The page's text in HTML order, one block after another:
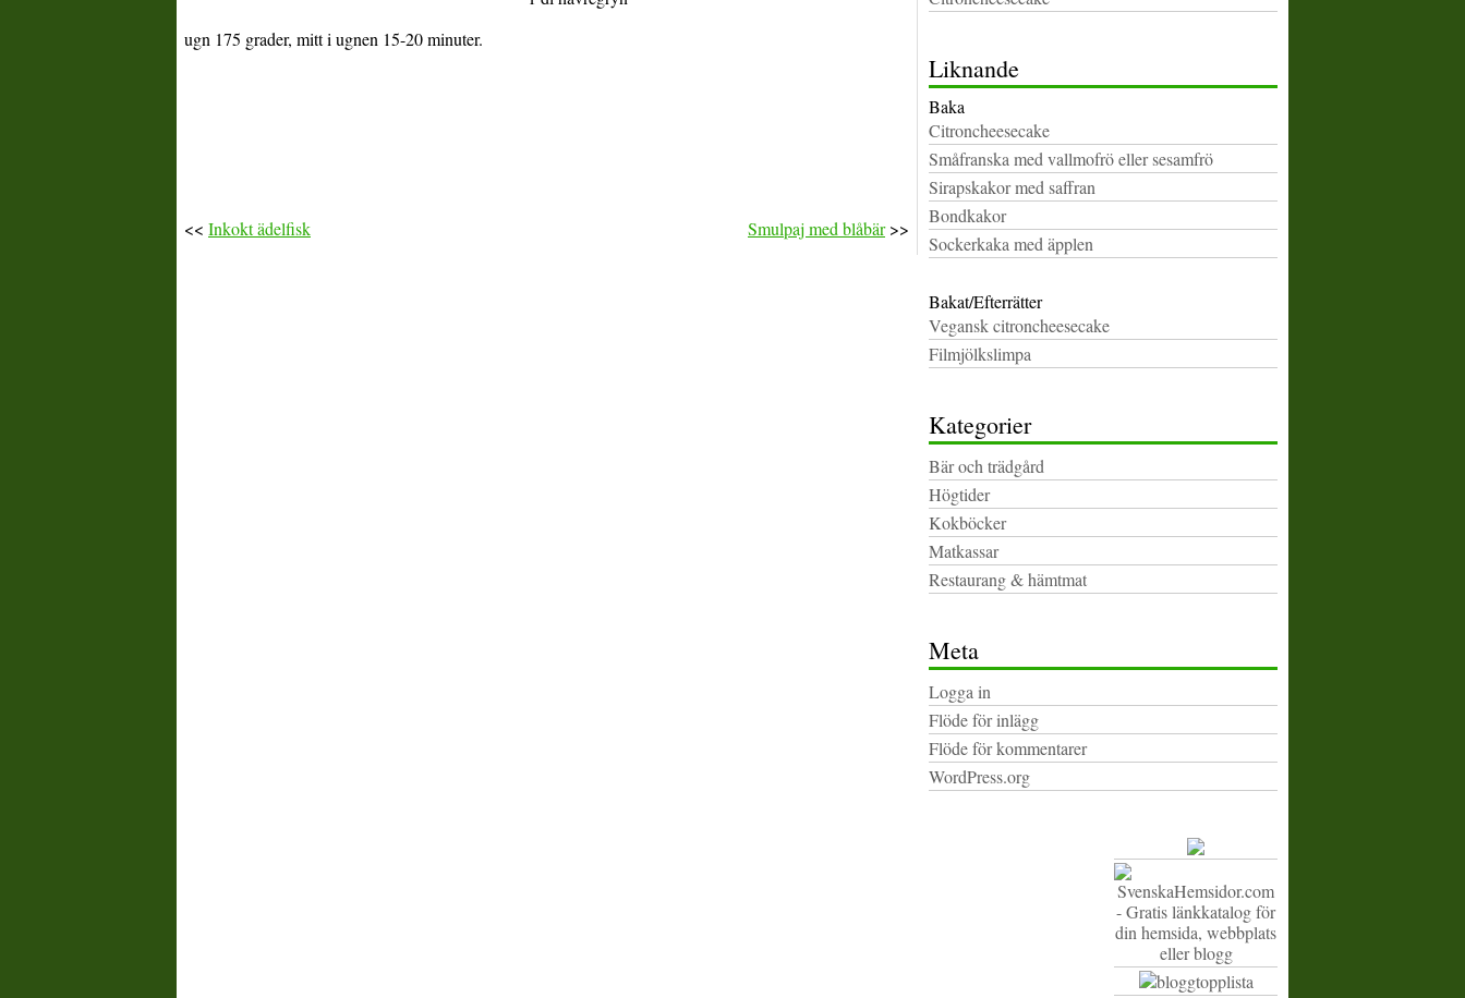
ugn 175 grader, mitt i ugnen 15-20 minuter.
<< Inkokt ädelfisk Smulpaj med blåbär>>
Liknande
Baka
Citroncheesecake
Småfranska med vallmofrö eller sesamfrö
Sirapskakor med saffran
Bondkakor
Sockerkaka med äpplen
Bakat/Efterrätter
Vegansk citroncheesecake
Filmjölkslimpa
Kategorier
Bär och trädgård
Högtider
Kokböcker
Matkassar
Restaurang & hämtmat
Meta
Logga in
Flöde för inlägg
Flöde för kommentarer
WordPress.org